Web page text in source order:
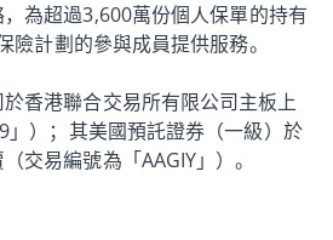
為超過3,600萬份個人保單的持有
險計劃的參與成員提供服務。
香港聯合交易所有限公司主板上
」）；其美國預託證券（一級）於
交易編號為「AAGIY」）。